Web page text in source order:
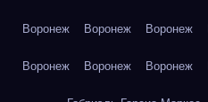
Воронеж Воронеж Воронеж
Воронеж Воронеж Воронеж